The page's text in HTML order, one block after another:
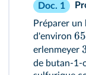
Doc. 1
Préparer
d'environ 65
erlenmeyer
de butan-1-